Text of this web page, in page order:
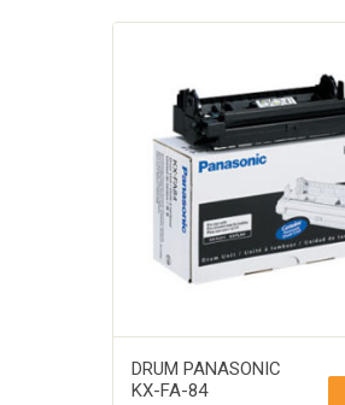
DRUM PANASONIC
KX-FA-84